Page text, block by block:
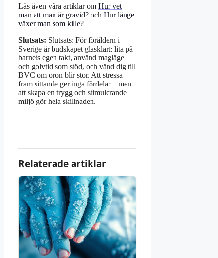
Läs även våra artiklar om Hur vet
man att man är gravid? och Hur länge
växer man som kille?
Slutsats: Slutsats: För föräldern i
Sverige är budskapet glasklart: lita på
barnets egen takt, använd magläge
och golvtid som stöd, och vänd dig till
BVC om oron blir stor. Att stressa
fram sittande ger inga fördelar – men
att skapa en trygg och stimulerande
miljö gör hela skillnaden.
Relaterade artiklar